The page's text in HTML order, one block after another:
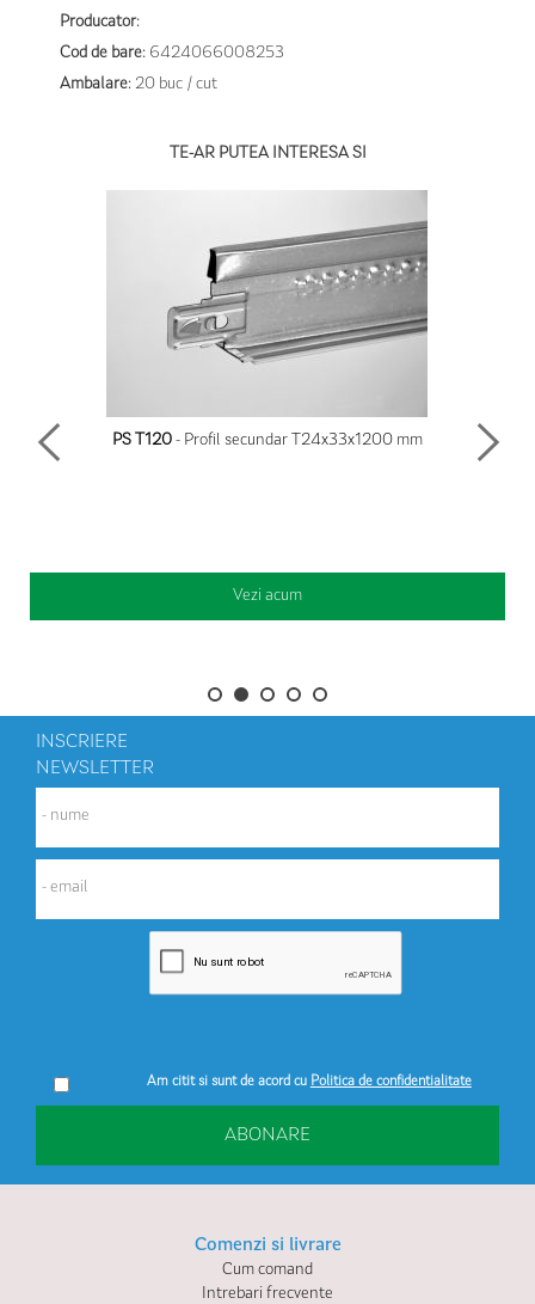
Producator:
Cod de bare: 6424066008253
Ambalare: 20 buc / cut
TE-AR PUTEA INTERESA SI
PS T120- Profil secundar T24x33x1200 mm
Vezi acum
INSCRIERE
NEWSLETTER
Am citit si sunt de acord cu Politica de confidentialitate
ABONARE
Comenzi si livrare
Cum comand
Intrebari frecvente